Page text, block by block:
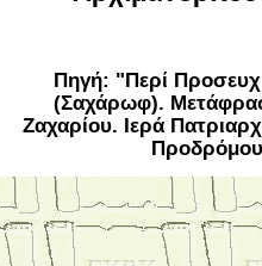
Πηγή: "Περί
(Σαχάρωφ).
Ζαχαρίου. Ιερά